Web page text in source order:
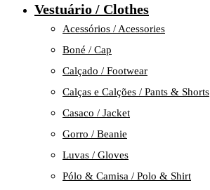
Vestuário / Clothes
Acessórios / Acessories
Boné / Cap
Calçado / Footwear
Calças e Calções / Pants & Shorts
Casaco / Jacket
Gorro / Beanie
Luvas / Gloves
Pólo & Camisa / Polo & Shirt